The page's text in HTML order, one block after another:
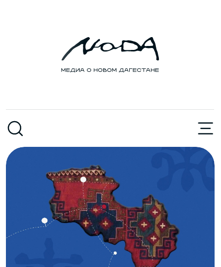
Куда сходить в Дагестане 9−11
Планы на выходные